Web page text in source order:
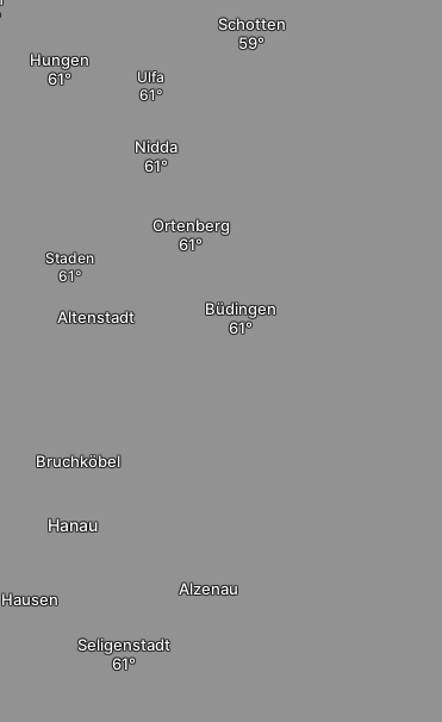
Seligenstadt
Büdingen
Ortenberg
Nidda
Hungen
Staden
Ulfa
Schotten
Hausen
Alzenau
Altenstadt
Hanau
Bruchköbel